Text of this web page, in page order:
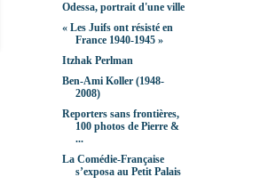
Odessa, portrait d'une ville
« Les Juifs ont résisté en
France 1940-1945 »
Itzhak Perlman
Ben-Ami Koller (1948-
2008)
Reporters sans frontières,
100 photos de Pierre &
...
La Comédie-Française
s’exposa au Petit Palais